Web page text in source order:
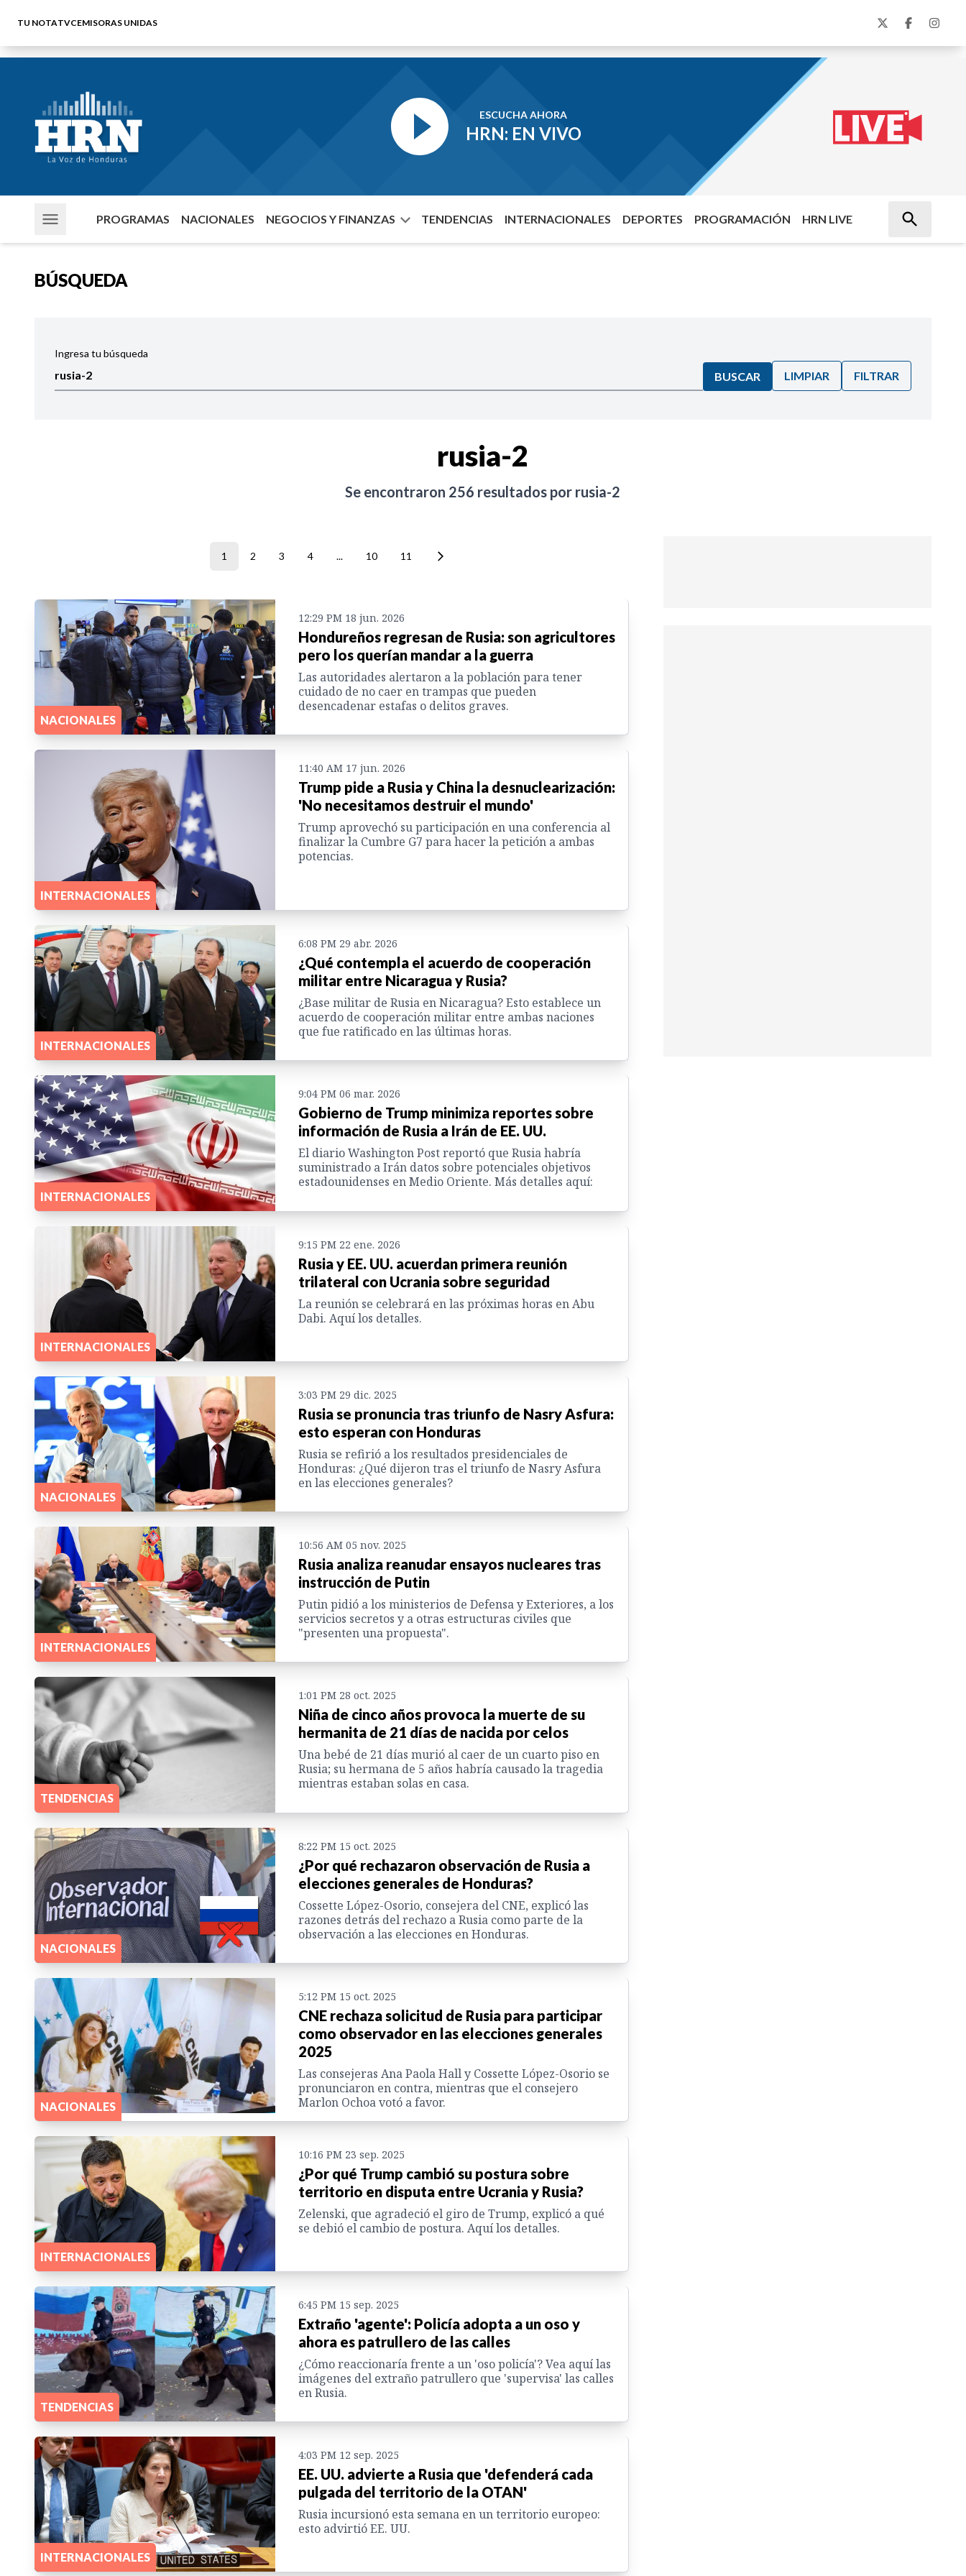
TU NOTATVCEMISORAS UNIDAS
ESCUCHA AHORA
HRN: EN VIVO
PROGRAMAS NACIONALES NEGOCIOS Y FINANZAS TENDENCIAS INTERNACIONALES DEPORTES PROGRAMACIÓN HRN LIVE
BÚSQUEDA
Ingresa tu búsqueda
BUSCAR LIMPIAR FILTRAR
rusia-2
Se encontraron 256 resultados por rusia-2
1 2 3 4 ... 10 11
NACIONALES
12:29 PM 18 jun. 2026
Hondureños regresan de Rusia: son agricultores
pero los querían mandar a la guerra
Las autoridades alertaron a la población para tener
cuidado de no caer en trampas que pueden
desencadenar estafas o delitos graves.
INTERNACIONALES
11:40 AM 17 jun. 2026
Trump pide a Rusia y China la desnuclearización:
'No necesitamos destruir el mundo'
Trump aprovechó su participación en una conferencia al
finalizar la Cumbre G7 para hacer la petición a ambas
potencias.
INTERNACIONALES
6:08 PM 29 abr. 2026
¿Qué contempla el acuerdo de cooperación
militar entre Nicaragua y Rusia?
¿Base militar de Rusia en Nicaragua? Esto establece un
acuerdo de cooperación militar entre ambas naciones
que fue ratificado en las últimas horas.
INTERNACIONALES
9:04 PM 06 mar. 2026
Gobierno de Trump minimiza reportes sobre
información de Rusia a Irán de EE. UU.
El diario Washington Post reportó que Rusia habría
suministrado a Irán datos sobre potenciales objetivos
estadounidenses en Medio Oriente. Más detalles aquí:
INTERNACIONALES
9:15 PM 22 ene. 2026
Rusia y EE. UU. acuerdan primera reunión
trilateral con Ucrania sobre seguridad
La reunión se celebrará en las próximas horas en Abu
Dabi. Aquí los detalles.
NACIONALES
3:03 PM 29 dic. 2025
Rusia se pronuncia tras triunfo de Nasry Asfura:
esto esperan con Honduras
Rusia se refirió a los resultados presidenciales de
Honduras: ¿Qué dijeron tras el triunfo de Nasry Asfura
en las elecciones generales?
INTERNACIONALES
10:56 AM 05 nov. 2025
Rusia analiza reanudar ensayos nucleares tras
instrucción de Putin
Putin pidió a los ministerios de Defensa y Exteriores, a los
servicios secretos y a otras estructuras civiles que
"presenten una propuesta".
TENDENCIAS
1:01 PM 28 oct. 2025
Niña de cinco años provoca la muerte de su
hermanita de 21 días de nacida por celos
Una bebé de 21 días murió al caer de un cuarto piso en
Rusia; su hermana de 5 años habría causado la tragedia
mientras estaban solas en casa.
NACIONALES
8:22 PM 15 oct. 2025
¿Por qué rechazaron observación de Rusia a
elecciones generales de Honduras?
Cossette López-Osorio, consejera del CNE, explicó las
razones detrás del rechazo a Rusia como parte de la
observación a las elecciones en Honduras.
NACIONALES
5:12 PM 15 oct. 2025
CNE rechaza solicitud de Rusia para participar
como observador en las elecciones generales
2025
Las consejeras Ana Paola Hall y Cossette López-Osorio se
pronunciaron en contra, mientras que el consejero
Marlon Ochoa votó a favor.
INTERNACIONALES
10:16 PM 23 sep. 2025
¿Por qué Trump cambió su postura sobre
territorio en disputa entre Ucrania y Rusia?
Zelenski, que agradeció el giro de Trump, explicó a qué
se debió el cambio de postura. Aquí los detalles.
TENDENCIAS
6:45 PM 15 sep. 2025
Extraño 'agente': Policía adopta a un oso y
ahora es patrullero de las calles
¿Cómo reaccionaría frente a un 'oso policía'? Vea aquí las
imágenes del extraño patrullero que 'supervisa' las calles
en Rusia.
INTERNACIONALES
4:03 PM 12 sep. 2025
EE. UU. advierte a Rusia que 'defenderá cada
pulgada del territorio de la OTAN'
Rusia incursionó esta semana en un territorio europeo:
esto advirtió EE. UU.